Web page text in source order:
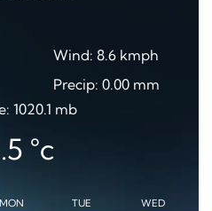
Wind: 8.6 kmph
Precip: 0.00 mm
1020.1 mb
°c
MON TUE WED